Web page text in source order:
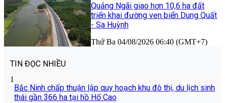
Quảng Ngãi giao hơn 10,6 ha đất
triển khai đường ven biển Dung Quất
- Sa Huỳnh
Thứ Ba 04/08/2026 06:40 (GMT+7)
TIN ĐỌC NHIỀU
1
Bắc Ninh chấp thuận lập quy hoạch khu đô thị, du lịch sinh
thái gần 366 ha tại hồ Hố Cao